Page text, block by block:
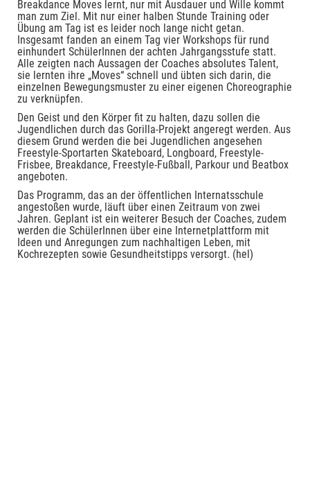
Breakdance Moves lernt, nur mit Ausdauer und Wille kommt
man zum Ziel. Mit nur einer halben Stunde Training oder
Übung am Tag ist es leider noch lange nicht getan.
Insgesamt fanden an einem Tag vier Workshops für rund
einhundert SchülerInnen der achten Jahrgangsstufe statt.
Alle zeigten nach Aussagen der Coaches absolutes Talent,
sie lernten ihre „Moves“ schnell und übten sich darin, die
einzelnen Bewegungsmuster zu einer eigenen Choreographie
zu verknüpfen.
Den Geist und den Körper fit zu halten, dazu sollen die
Jugendlichen durch das Gorilla-Projekt angeregt werden. Aus
diesem Grund werden die bei Jugendlichen angesehen
Freestyle-Sportarten Skateboard, Longboard, Freestyle-
Frisbee, Breakdance, Freestyle-Fußball, Parkour und Beatbox
angeboten.
Das Programm, das an der öffentlichen Internatsschule
angestoßen wurde, läuft über einen Zeitraum von zwei
Jahren. Geplant ist ein weiterer Besuch der Coaches, zudem
werden die SchülerInnen über eine Internetplattform mit
Ideen und Anregungen zum nachhaltigen Leben, mit
Kochrezepten sowie Gesundheitstipps versorgt. (hel)